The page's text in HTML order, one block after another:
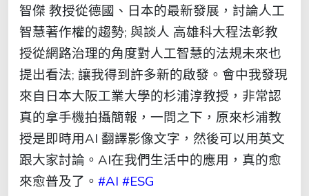
智傑 教授從德國、日本的最新發展，討論人工
智慧著作權的趨勢; 與談人 高雄科大程法彰教
授從網路治理的角度對人工智慧的法規未來也
提出看法; 讓我得到許多新的啟發。會中我發現
來自日本大阪工業大學的杉浦淳教授，非常認
真的拿手機拍攝簡報，一問之下，原來杉浦教
授是即時用AI 翻譯影像文字，然後可以用英文
跟大家討論。AI在我們生活中的應用，真的愈
來愈普及了。 #AI #ESG